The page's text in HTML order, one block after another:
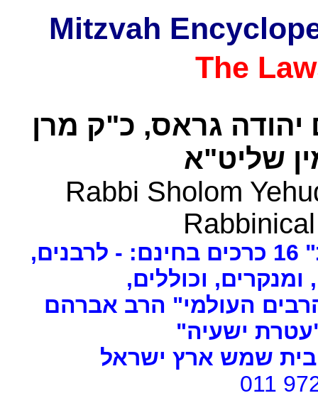
The
גראס, כ"ק מרן
שליט"א
Rabbi Sholom
ומנקרים, וכוללים,
העולמי" הרב אברהם
ישעיה"
שמש ארץ ישראל
011